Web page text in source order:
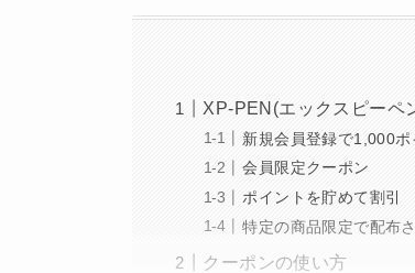
XP-PEN(エックスピーペ
新規会員登録で1,000ポ
会員限定クーポン
ポイントを貯めて割引
特定の商品限定で配布
クーポンの使い方